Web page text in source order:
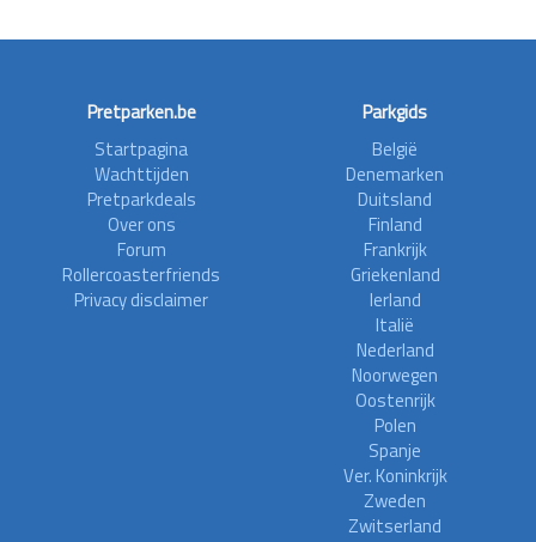
Pretparken.be
Startpagina
Wachttijden
Pretparkdeals
Over ons
Forum
Rollercoasterfriends
Privacy disclaimer
Parkgids
België
Denemarken
Duitsland
Finland
Frankrijk
Griekenland
Ierland
Italië
Nederland
Noorwegen
Oostenrijk
Polen
Spanje
Ver. Koninkrijk
Zweden
Zwitserland